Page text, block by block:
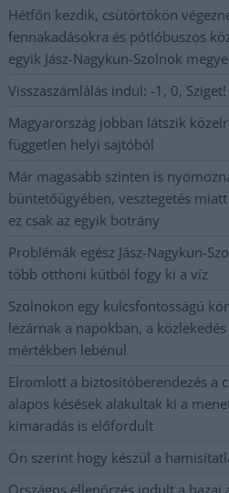
Hétfőn kezdik, csütörtökön
fennakadásokra és pótlóbuszos
egyik Jász-Nagykun-Szolnok
Visszaszámlálás indul: -1, 0, Sziget!
Magyarország jobban látszik
független helyi sajtóból
Már magasabb szinten is
büntetőügyében, vesztegetés
ez csak az egyik botrány
Problémák egész Jász-Nagykun-
több otthoni kútból fogy ki a víz
Szolnokon egy kulcsfontosságú
lezárnak a napokban, a
mértékben lebénul
Elromlott a biztosítóberendezés a
alapos késések alakultak ki a
kimaradás is előfordult
Ön szerint hogy készül a
Országos ellenőrzés indult a